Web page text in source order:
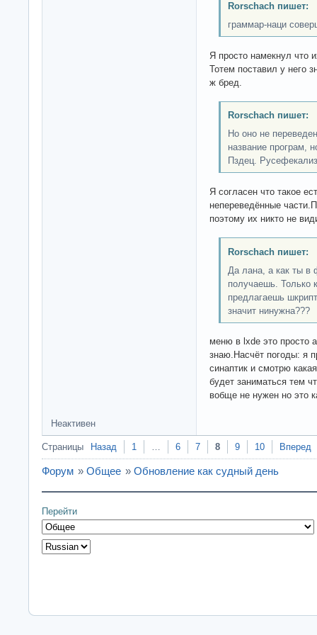
Rorschach пишет:
граммар-наци
Я просто намекнул что
Тотем поставил у него
ж бред.
Rorschach пишет:
Но оно не
название програм,
Пздец.
Я согласен что такое
непереведённые
поэтому их никто не
Rorschach пишет:
Да лана, а как ты в
получаешь. Только
предлагаешь
значит нинужна???
меню в lxde это просто
знаю.Насчёт погоды: я
синаптик и смотрю
будет заниматься тем
вобще не нужен но это
Неактивен
Страницы Назад 1 … 6 7 8 9 10 Вперед
Форум » Общее » Обновление как судный день
Перейти